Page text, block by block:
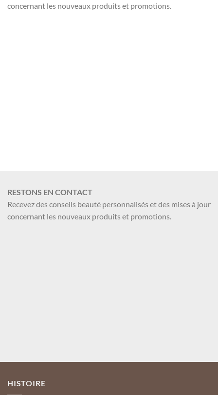
concernant les nouveaux produits et promotions.
RESTONS EN CONTACT
Recevez des conseils beauté personnalisés et des mises à jour
concernant les nouveaux produits et promotions.
HISTOIRE